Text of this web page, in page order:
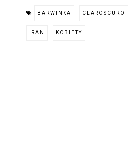
BARWINKA CLAROSCURO
IRAN KOBIETY